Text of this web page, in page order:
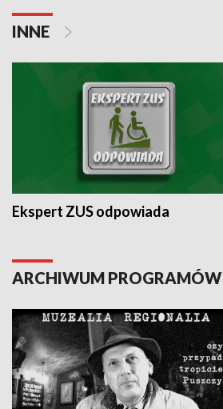
INNE
Ekspert ZUS odpowiada
ARCHIWUM PROGRAMÓW